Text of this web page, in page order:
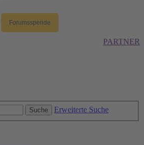
Forumsspende
PARTNER
Suche Erweiterte Suche